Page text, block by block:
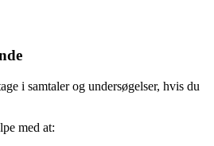
i samtaler og undersøgelser, hvis du
med at: